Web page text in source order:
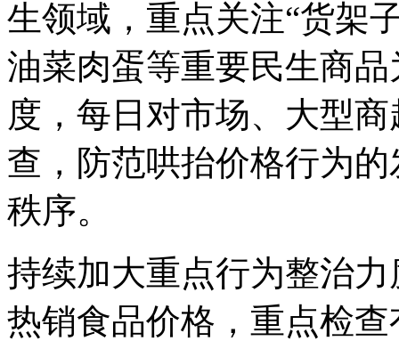
生领域，重点关注“货架
油菜肉蛋等重要民生商
度，每日对市场、大型
查，防范哄抬价格行为
秩序。
持续加大重点行为整治
热销食品价格，重点检